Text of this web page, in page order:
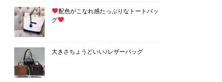
配色がこなれ感たっぷりなトートバッ
グ
大きさちょうどいい♪レザーバッグ